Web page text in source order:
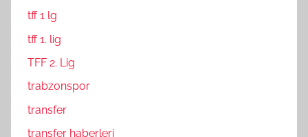
tff 1 lg
tff 1. lig
TFF 2. Lig
trabzonspor
transfer
transfer haberleri